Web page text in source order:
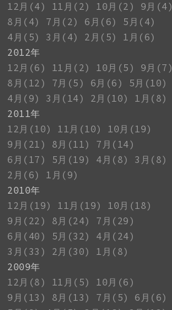
12月(4)
11月(2) 10月(2)
9月(4)
8月(4)
7月(2) 6月(6)
5月(4)
4月(5)
3月(4) 2月(5)
1月(6)
2012年
12月(6)
11月(2) 10月(5)
9月(7)
8月(12)
7月(5) 6月(6)
5月(10)
4月(9)
3月(14) 2月(10)
1月(8)
2011年
12月(10)
11月(10)
10月(19)
9月(21)
8月(11)
7月(14)
6月(17)
5月(19) 4月(8)
3月(8)
2月(6)
1月(9)
2010年
12月(19)
11月(19)
10月(18)
9月(22)
8月(24)
7月(29)
6月(40)
5月(32)
4月(24)
3月(33)
2月(30)
1月(8)
2009年
12月(8)
11月(5)
10月(6)
9月(13)
8月(13) 7月(5)
6月(6)